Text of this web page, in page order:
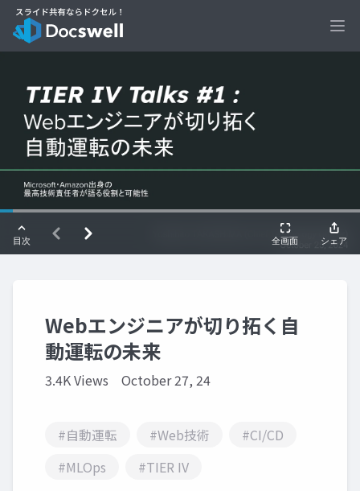
Webエンジニアが切り拓く自
動運転の未来
3.4K Views October 27, 24
#自動運転 #Web技術
#CI/CD
#MLOps
#TIER IV